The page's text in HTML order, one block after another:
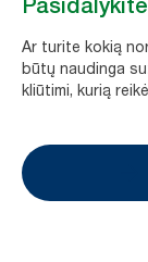
Ar turite kokią
būtų naudinga
kliūtimi, kurią